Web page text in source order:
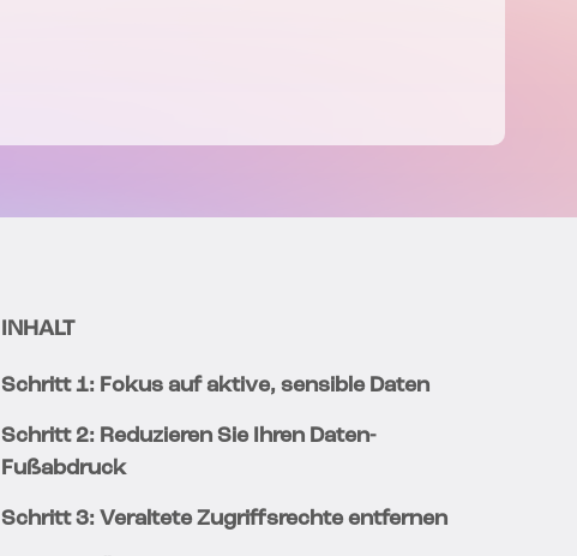
INHALT
Schritt 1: Fokus auf aktive, sensible Daten
Schritt 2: Reduzieren Sie Ihren Daten-
Fußabdruck
Schritt 3: Veraltete Zugriffsrechte entfernen